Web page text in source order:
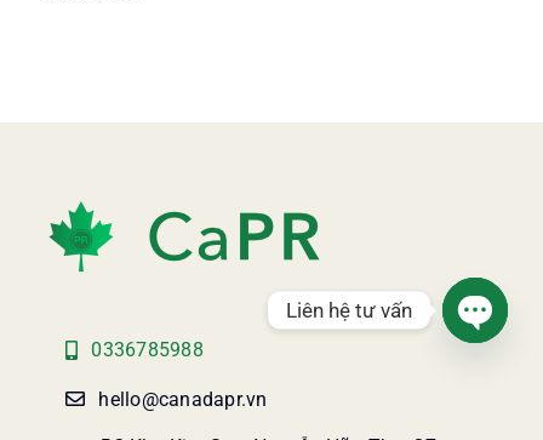
0336785988
hello@canadapr.vn
Liên hệ tư vấn